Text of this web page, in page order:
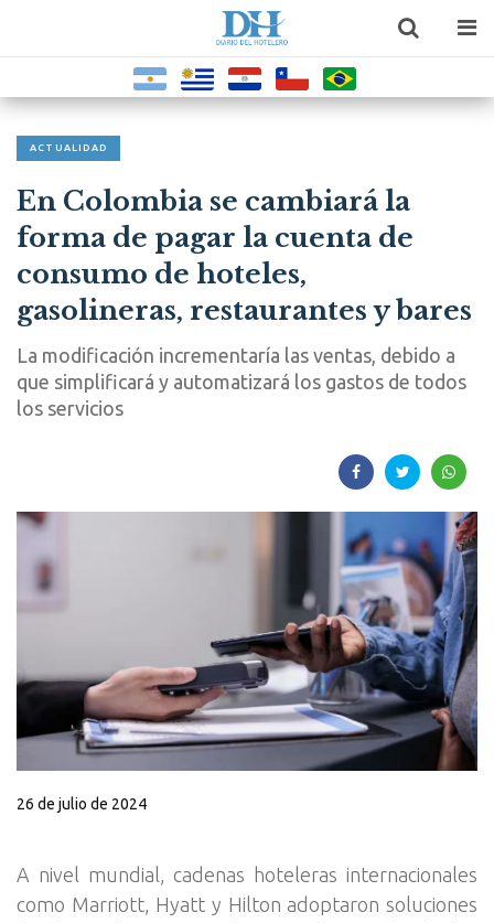
ACTUALIDAD
En Colombia se cambiará la
forma de pagar la cuenta de
consumo de hoteles,
gasolineras, restaurantes y bares
La modificación incrementaría las ventas, debido a
que simplificará y automatizará los gastos de todos
los servicios
26 de julio de 2024
A nivel mundial, cadenas hoteleras internacionales
como Marriott, Hyatt y Hilton adoptaron soluciones